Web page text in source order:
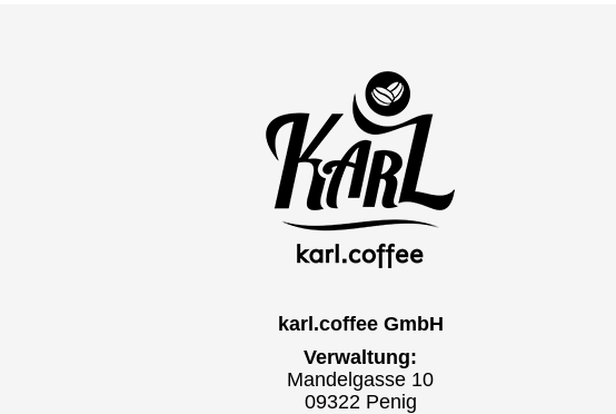
karl.coffee GmbH
Verwaltung:
Mandelgasse 10
09322 Penig